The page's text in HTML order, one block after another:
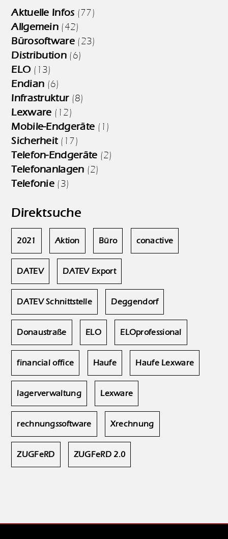
Aktuelle Infos (77)
Allgemein (42)
Bürosoftware (23)
Distribution (6)
ELO (13)
Endian (6)
Infrastruktur(8)
Lexware (12)
Mobile-Endgeräte (1)
Sicherheit(17)
Telefon-Endgeräte (2)
Telefonanlagen (2)
Telefonie (3)
Direktsuche
2021 Aktion Büro conactive
DATEV DATEV Export
DATEV Schnittstelle Deggendorf
Donaustraße ELO ELOprofessional
financial office Haufe Haufe Lexware
lagerverwaltung Lexware
rechnungssoftware Xrechnung
ZUGFeRD ZUGFeRD 2.0